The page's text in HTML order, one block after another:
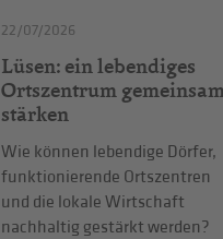
22/07/2026
Lüsen: ein lebendiges
Ortszentrum
stärken
Wie können lebendige Dörfer,
funktionierende Ortszentren
und die lokale Wirtschaft
nachhaltig gestärkt werden?